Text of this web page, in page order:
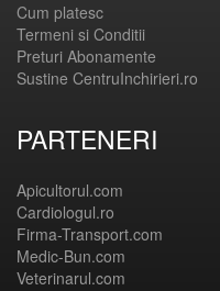
Cum platesc
Termeni si Conditii
Preturi Abonamente
Sustine CentruInchirieri.ro
PARTENERI
Apicultorul.com
Cardiologul.ro
Firma-Transport.com
Medic-Bun.com
Veterinarul.com